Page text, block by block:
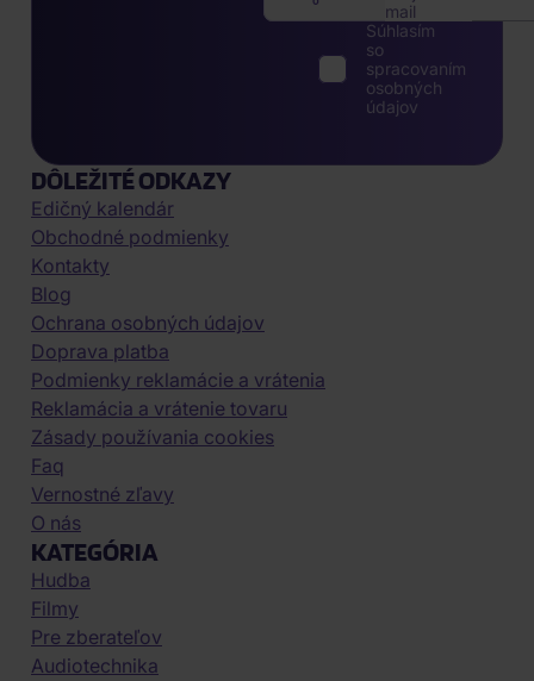
mail
Súhlasím
so
spracovaním
osobných
údajov
DÔLEŽITÉ ODKAZY
Edičný kalendár
Obchodné podmienky
Kontakty
Blog
Ochrana osobných údajov
Doprava platba
Podmienky reklamácie a vrátenia
Reklamácia a vrátenie tovaru
Zásady používania cookies
Faq
Vernostné zľavy
O nás
KATEGÓRIA
Hudba
Filmy
Pre zberateľov
Audiotechnika